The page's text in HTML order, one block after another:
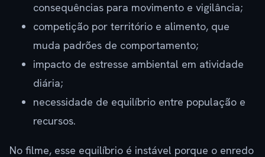
consequências para movimento e vigilância;
competição por território e alimento, que
muda padrões de comportamento;
impacto de estresse ambiental em atividade
diária;
necessidade de equilíbrio entre população e
recursos.
No filme, esse equilíbrio é instável porque o enredo